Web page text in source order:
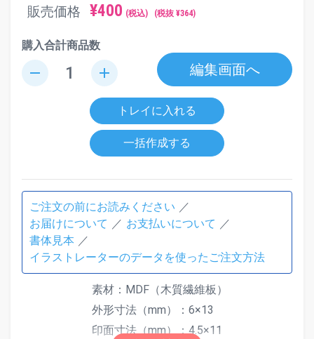
販売価格 ¥400 (税込) (税抜 ¥364)
購入合計商品数
remove add 編集画面へ
トレイに入れる
一括作成する
ご注文の前にお読みください
お届けについて
お支払いについて
書体見本
イラストレーターのデータを使ったご注文方法
素材：MDF（木質繊維板）
外形寸法（mm）：6×13
印面寸法（mm）：4.5×11